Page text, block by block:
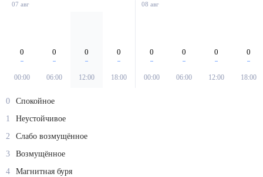
07 авг
0
00:00
0
06:00
0
12:00
0
18:00
08 авг
0
00:00
0
06:00
0
12:00
0
18:00
0
Спокойное
1
Неустойчивое
2
Слабо возмущённое
3
Возмущённое
4
Магнитная буря